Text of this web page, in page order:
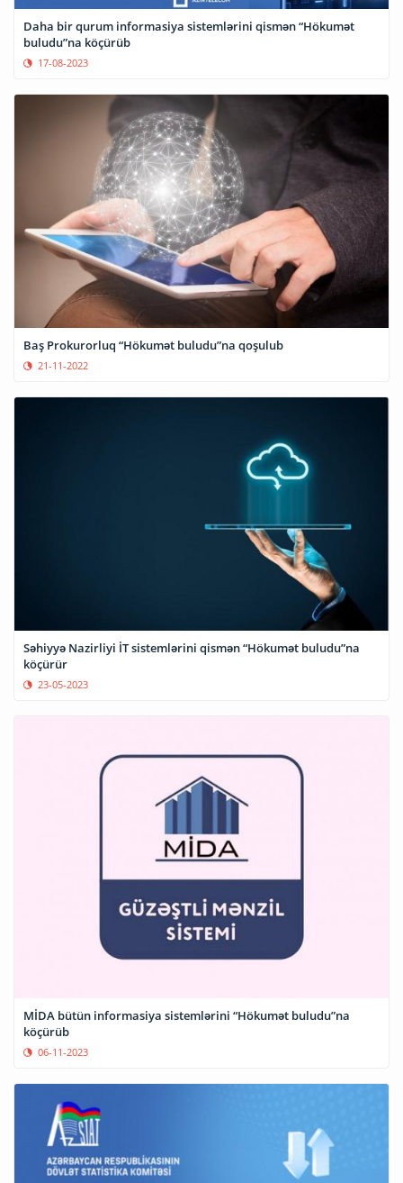
Daha bir qurum informasiya sistemlərini qismən “Hökumət
buludu”na köçürüb
17-08-2023
Baş Prokurorluq “Hökumət buludu”na qoşulub
21-11-2022
Səhiyyə Nazirliyi İT sistemlərini qismən “Hökumət buludu”na
köçürür
23-05-2023
MİDA bütün informasiya sistemlərini “Hökumət buludu”na
köçürüb
06-11-2023